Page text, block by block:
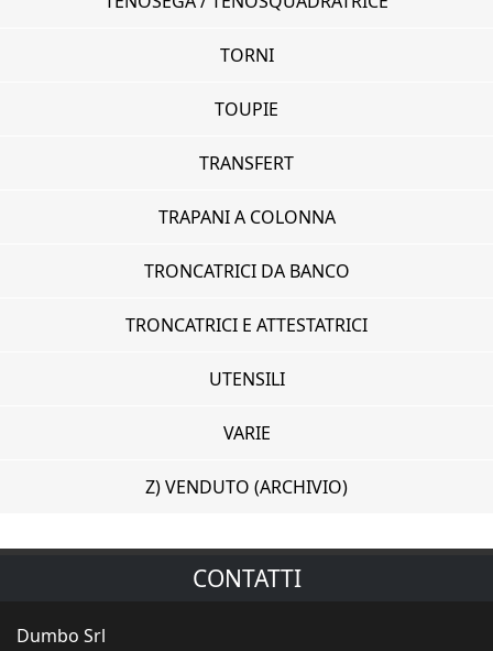
TORNI
TOUPIE
TRANSFERT
TRAPANI A COLONNA
TRONCATRICI DA BANCO
TRONCATRICI E ATTESTATRICI
UTENSILI
VARIE
Z) VENDUTO (ARCHIVIO)
CONTATTI
Dumbo Srl